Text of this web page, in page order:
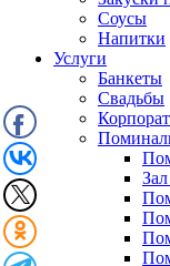
Соусы
Напитки
Услуги
Банкеты
Свадьбы